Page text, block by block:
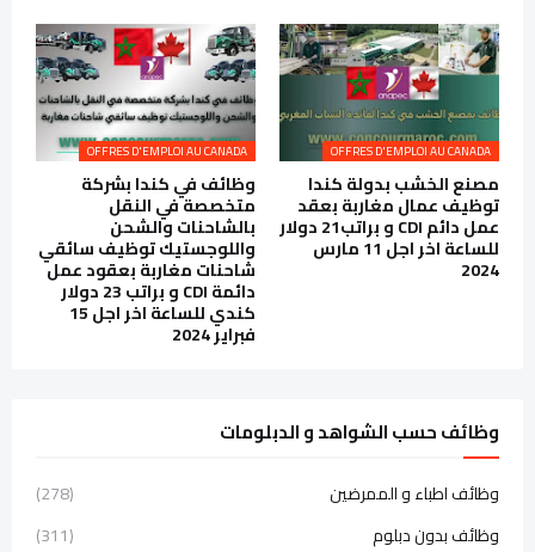
OFFRES D'EMPLOI AU CANADA
مصنع الخشب بدولة كندا
توظيف عمال مغاربة بعقد
عمل دائم CDI و براتب21 دولار
للساعة اخر اجل 11 مارس
2024
OFFRES D'EMPLOI AU CANADA
وظائف في كندا بشركة
متخصصة في النقل
بالشاحنات والشحن
واللوجستيك توظيف سائقي
شاحنات مغاربة بعقود عمل
دائمة CDI و براتب 23 دولار
كندي للساعة اخر اجل 15
فبراير 2024
وظائف حسب الشواهد و الدبلومات
وظائف اطباء و الممرضين
(278)
وظائف بدون دبلوم
(311)